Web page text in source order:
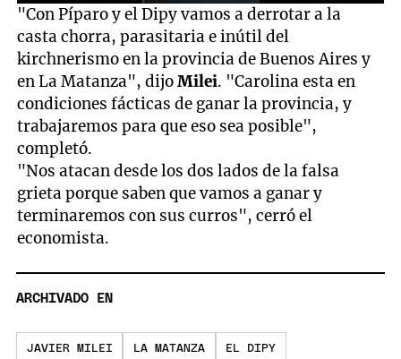
0
seconds
of
8
seconds
"Con Píparo y el Dipy vamos a derrotar a la
casta chorra, parasitaria e inútil del
kirchnerismo en la provincia de Buenos Aires y
en La Matanza", dijoMilei. "Carolina esta en
condiciones fácticas de ganar la provincia, y
trabajaremos para que eso sea posible",
completó.
"Nos atacan desde los dos lados de la falsa
grieta porque saben que vamos a ganar y
terminaremos con sus curros", cerró el
economista.
ARCHIVADO EN
JAVIER MILEI LA MATANZA EL DIPY